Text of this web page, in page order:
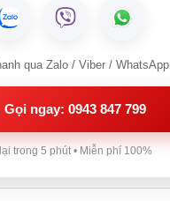
qua Zalo / Viber / WhatsApp
Gọi ngay: 0943 847 799
trong 5 phút • Miễn phí 100%